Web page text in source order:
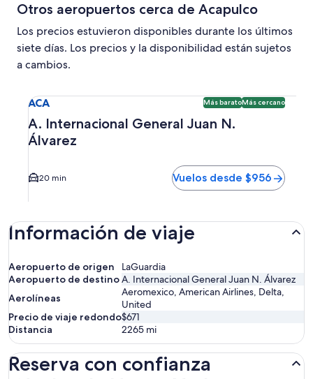
Otros aeropuertos cerca de Acapulco
Los precios estuvieron disponibles durante los últimos
siete días. Los precios y la disponibilidad están sujetos
a cambios.
ACA Más baratoMás cercano
A. Internacional General Juan N.
Álvarez
20 min Vuelos desde $956
Información de viaje
Aeropuerto de origen
LaGuardia
Aeropuerto de destinoA. Internacional General Juan N. Álvarez
Aerolíneas
Aeromexico, American Airlines, Delta,
United
Precio de viaje redondo$671
Distancia
2265 mi
Reserva con confianza